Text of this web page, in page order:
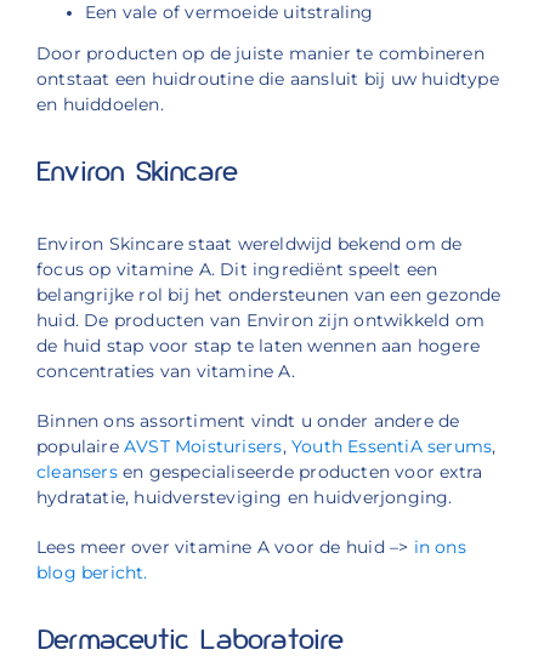
Een vale of vermoeide uitstraling
Door producten op de juiste manier te combineren
ontstaat een huidroutine die aansluit bij uw huidtype
en huiddoelen.
Environ Skincare
Environ Skincare staat wereldwijd bekend om de
focus op vitamine A. Dit ingrediënt speelt een
belangrijke rol bij het ondersteunen van een gezonde
huid. De producten van Environ zijn ontwikkeld om
de huid stap voor stap te laten wennen aan hogere
concentraties van vitamine A.
Binnen ons assortiment vindt u onder andere de
populaireAVST Moisturisers, Youth EssentiA serums,
cleansersen gespecialiseerde producten voor extra
hydratatie, huidversteviging en huidverjonging.
Lees meer over vitamine A voor de huid –> in ons
blog bericht.
Dermaceutic Laboratoire